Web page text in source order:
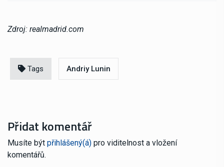
Zdroj: realmadrid.com
Tags Andriy Lunin
Přidat komentář
Musíte být přihlášený(á) pro viditelnost a vložení
komentářů.